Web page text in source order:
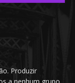
Produzir
a nenhum grupo